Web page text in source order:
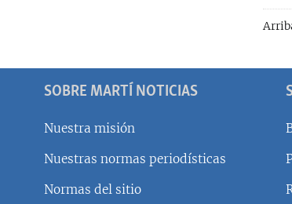
SOBRE MARTÍ NOTICIAS
Nuestra misión
Nuestras normas periodísticas
Normas del sitio